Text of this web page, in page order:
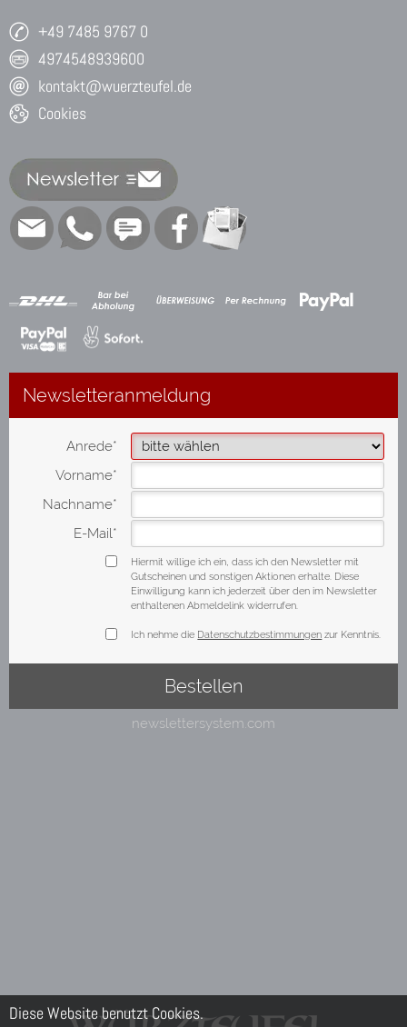
Diese Website benutzt Cookies.
+49 7485 9767 0
4974548939600
kontakt@wuerzteufel.de
Cookies